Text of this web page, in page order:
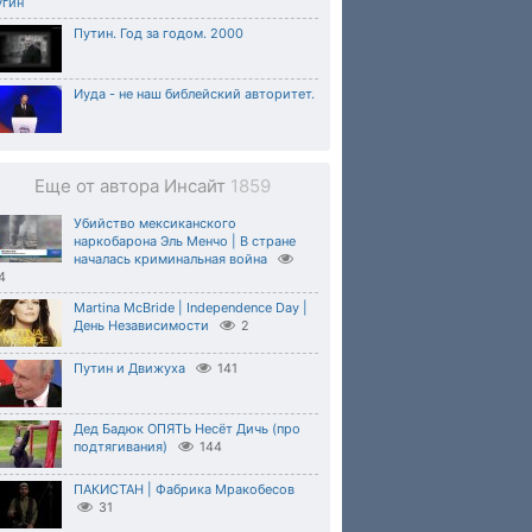
Путин. Год за годом. 2000
Иуда - не наш библейский авторитет.
Еще от автора Инсайт 1859
Убийство мексиканского
наркобарона Эль Менчо | В стране
началась криминальная война
Martina McBride | Independence Day |
День Независимости
2
Путин и Движуха 141
Дед Бадюк ОПЯТЬ Несёт Дичь (про
подтягивания)
144
ПАКИСТАН | Фабрика Мракобесов
31